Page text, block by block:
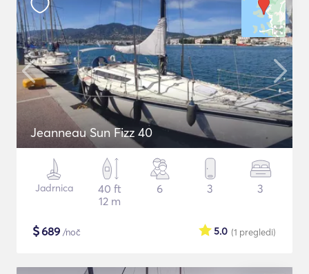
Jeanneau Sun Fizz 40
Jadrnica
40 ft
12 m
6 3 3
$689 /noč (1 pregledi)
5.0